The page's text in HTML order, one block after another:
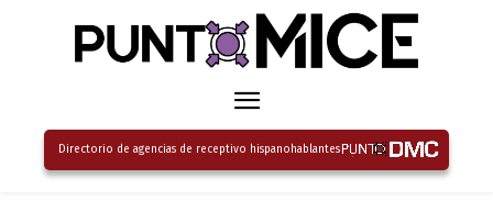
Directorio de agencias de receptivo hispanohablantes